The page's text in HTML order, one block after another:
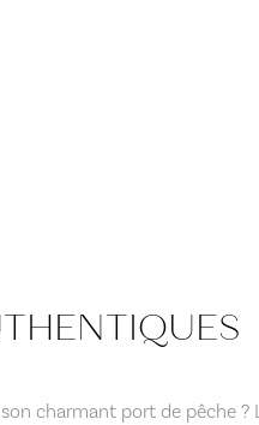
charmant port de pêche ?